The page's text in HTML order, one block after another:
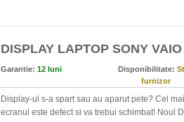
DISPLAY LAPTOP SONY
Garantie: 12 luni Disponibilitate:
furnizor
Display-ul s-a spart sau au aparut pete? Cel
ecranul este defect si va trebui schimbat! Noul